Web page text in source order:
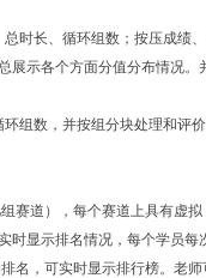
时长、循环组数；按压成绩
展示各个方面分值分布情况。
组数，并按组分块处理和评
赛道），每个赛道上具有虚拟
时显示排名情况，每个学员每
名，可实时显示排行榜。老师